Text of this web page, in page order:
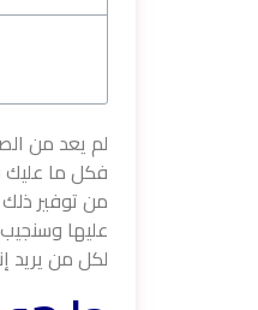
لم يعد من
فكل ما عليك
من توفير
عليها
لكل من يريد